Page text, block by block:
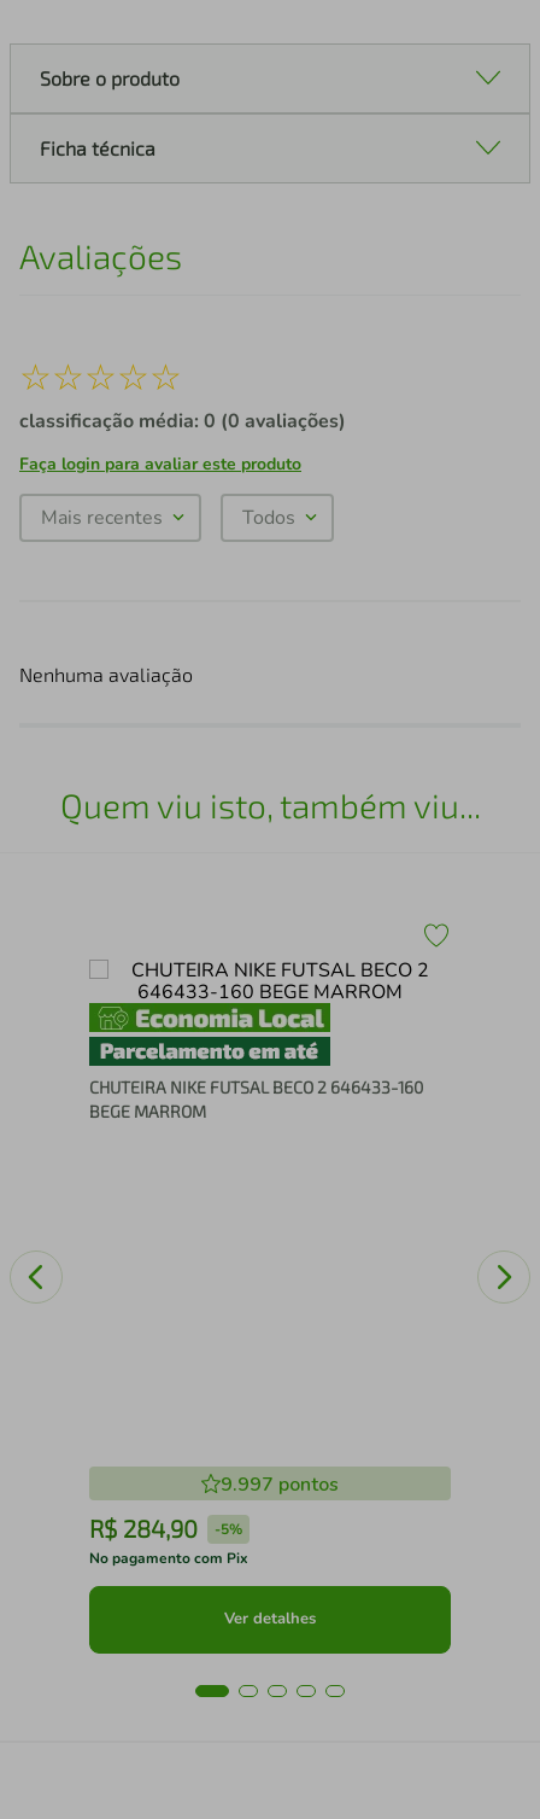
Sobre o produto
Ficha técnica
Avaliações
☆☆☆☆☆
classificação média: 0 (0 avaliações)
Faça login para avaliar este produto
Mais recentes Todos
Nenhuma avaliação
Quem viu isto, também viu...
CHUTEIRA NIKE FUTSAL BECO 2 646433-160
BEGE MARROM
9.997 pontos
R$ 284,90 -5%
No pagamento com Pix
Ver detalhes